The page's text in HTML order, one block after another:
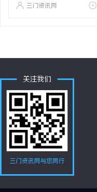
三门资讯网
关注我们
三门资讯网与您同行